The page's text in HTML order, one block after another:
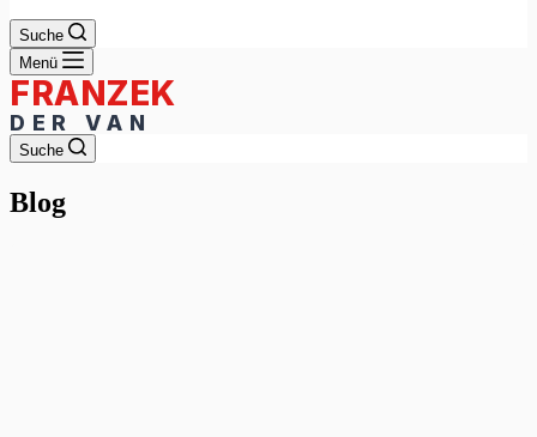
Suche
Menü
Suche
Blog